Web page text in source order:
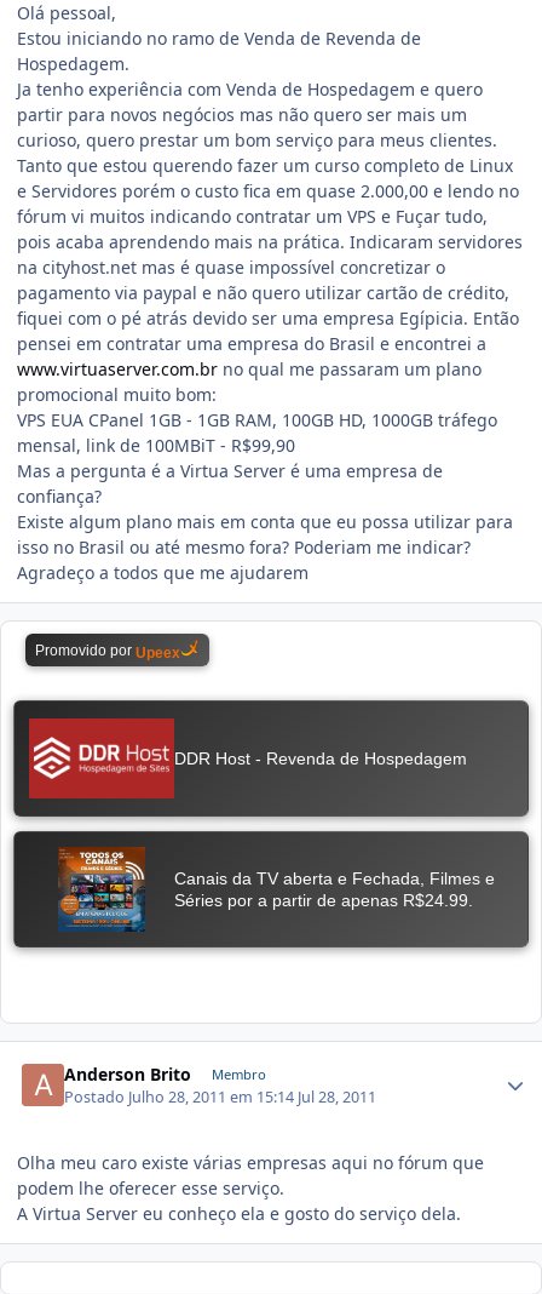
Olá pessoal,
Estou iniciando no ramo de Venda de Revenda de
Hospedagem.
Ja tenho experiência com Venda de Hospedagem e quero
partir para novos negócios mas não quero ser mais um
curioso, quero prestar um bom serviço para meus clientes.
Tanto que estou querendo fazer um curso completo de Linux
e Servidores porém o custo fica em quase 2.000,00 e lendo no
fórum vi muitos indicando contratar um VPS e Fuçar tudo,
pois acaba aprendendo mais na prática. Indicaram servidores
na cityhost.net mas é quase impossível concretizar o
pagamento via paypal e não quero utilizar cartão de crédito,
fiquei com o pé atrás devido ser uma empresa Egípicia. Então
pensei em contratar uma empresa do Brasil e encontrei a
www.virtuaserver.com.br no qual me passaram um plano
promocional muito bom:
VPS EUA CPanel 1GB - 1GB RAM, 100GB HD, 1000GB tráfego
mensal, link de 100MBiT - R$99,90
Mas a pergunta é a Virtua Server é uma empresa de
confiança?
Existe algum plano mais em conta que eu possa utilizar para
isso no Brasil ou até mesmo fora? Poderiam me indicar?
Agradeço a todos que me ajudarem
Anderson Brito Membro
Postado Julho 28, 2011 em 15:14 Jul 28, 2011
Olha meu caro existe várias empresas aqui no fórum que
podem lhe oferecer esse serviço.
A Virtua Server eu conheço ela e gosto do serviço dela.